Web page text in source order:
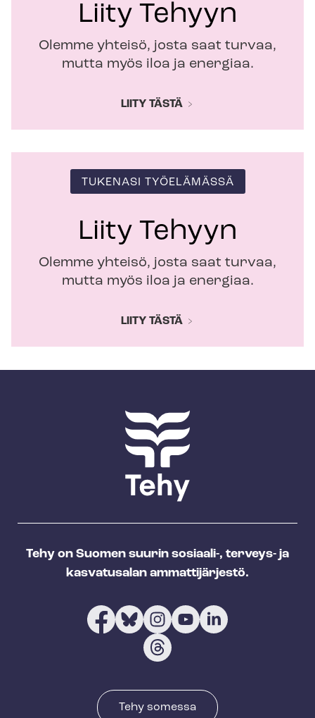
Liity Tehyyn
Olemme yhteisö, josta saat turvaa,
mutta myös iloa ja energiaa.
LIITY TÄSTÄ
TUKENASI TYÖELÄMÄSSÄ
Liity Tehyyn
Olemme yhteisö, josta saat turvaa,
mutta myös iloa ja energiaa.
LIITY TÄSTÄ
Tehy on Suomen suurin sosiaali-, terveys- ja
kasvatusalan ammattijärjestö.
Tehy somessa